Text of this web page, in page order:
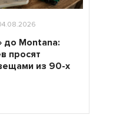
Montana:
просят
из 90-х